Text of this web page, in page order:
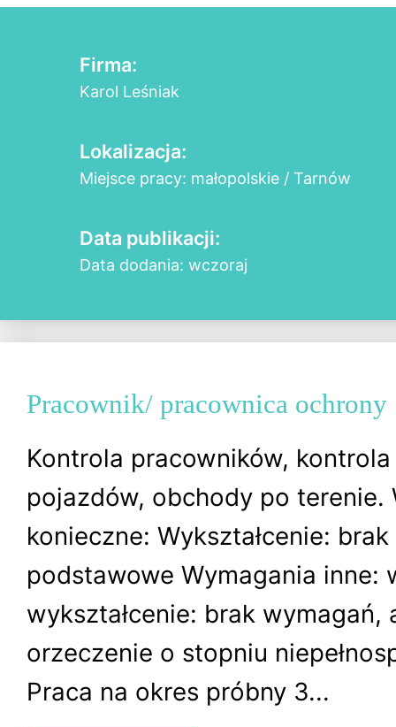
Firma:
Karol Leśniak
Lokalizacja:
Miejsce pracy: małopolskie / Tarnów
Data publikacji:
Data dodania: wczoraj
Pracownik/ pracownica ochrony
Kontrola pracowników,
pojazdów, obchody po terenie.
konieczne: Wykształcenie: brak
podstawowe Wymagania inne:
wykształcenie: brak wymagań,
orzeczenie o stopniu
Praca na okres próbny 3...